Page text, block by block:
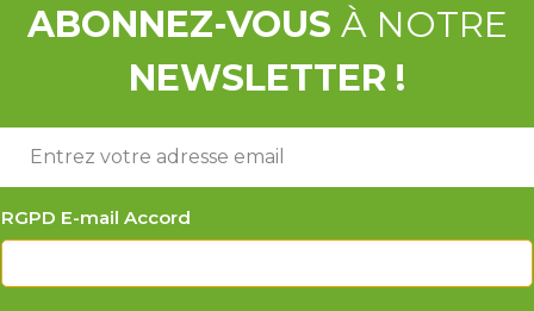
ABONNEZ-VOUS À NOTRE
NEWSLETTER !
m
a
i
RGPD E-mail Accord